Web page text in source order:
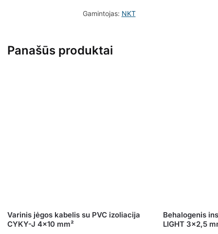
Gamintojas: NKT
Panašūs produktai
Varinis jėgos kabelis su PVC izoliacija
CYKY-J 4×10 mm²
Behalogenis
LIGHT 3×2,5